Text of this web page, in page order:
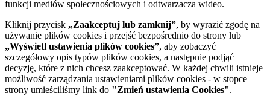
funkcji mediów społecznościowych i odtwarzacza wideo.
Kliknij przycisk „Zaakceptuj lub zamknij”, by wyrazić zgodę na
używanie plików cookies i przejść bezpośrednio do strony lub
„Wyświetl ustawienia plików cookies”, aby zobaczyć
szczegółowy opis typów plików cookies, a następnie podjąć
decyzję, które z nich chcesz zaakceptować. W każdej chwili istnieje
możliwość zarządzania ustawieniami plików cookies - w stopce
strony umieściliśmy link do "Zmień ustawienia Cookies".